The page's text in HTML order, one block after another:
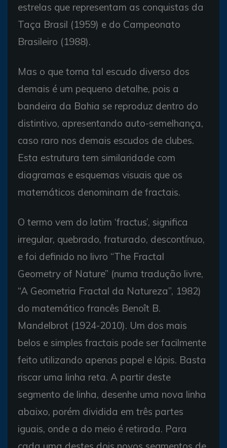
estrelas que representam as conquistas da
Taça Brasil (1959) e do Campeonato
Brasileiro (1988).
Mas o que torna tal escudo diverso dos
demais é um pequeno detalhe, pois a
bandeira da Bahia se reproduz dentro do
distintivo, apresentando auto-semelhança,
caso raro nos demais escudos de clubes.
Esta estrutura tem similaridade com
diagramas e esquemas visuais que os
matemáticos denominam de fractais.
O termo vem do latim ‘fractus’, significa
irregular, quebrado, fraturado, descontínuo,
e foi definido no livro “The Fractal
Geometry of Nature” (numa tradução livre,
“A Geometria Fractal da Natureza”, 1982)
do matemático francês Benoît B.
Mandelbrot (1924-2010). Um dos mais
belos e simples fractais pode ser facilmente
feito utilizando apenas papel e lápis. Basta
riscar uma linha reta. A partir deste
segmento de linha, desenhe uma nova linha
abaixo, porém dividida em três partes
iguais, onde a do meio é retirada. Para